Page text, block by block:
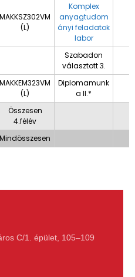
MAKKSZ302VM
(L)
Komplex
anyagtudom
ányi feladatok
labor
Szabadon
választott 3.
MAKKEM323VM
(L)
Diplomamunk
a II.*
Összesen
4.félév
Mindösszesen
C/1. épület, 105–109